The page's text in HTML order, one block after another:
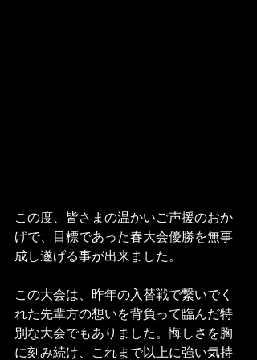
この度、皆さまの温かいご声援のおか
げで、目標であった春大会優勝を無事
成し遂げる事が出来ました。
この大会は、昨年の入替戦で繋いでく
れた先輩方の想いを背負って臨んだ特
別な大会でもありました。悔しさを胸
に刻み続け、これまで以上に強い気持